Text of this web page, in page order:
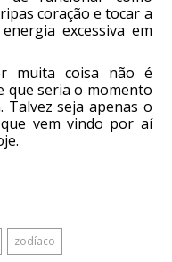
coração e tocar a
excessiva em
muita coisa não é
que seria o momento
seja apenas o
vem vindo por aí
zodíaco